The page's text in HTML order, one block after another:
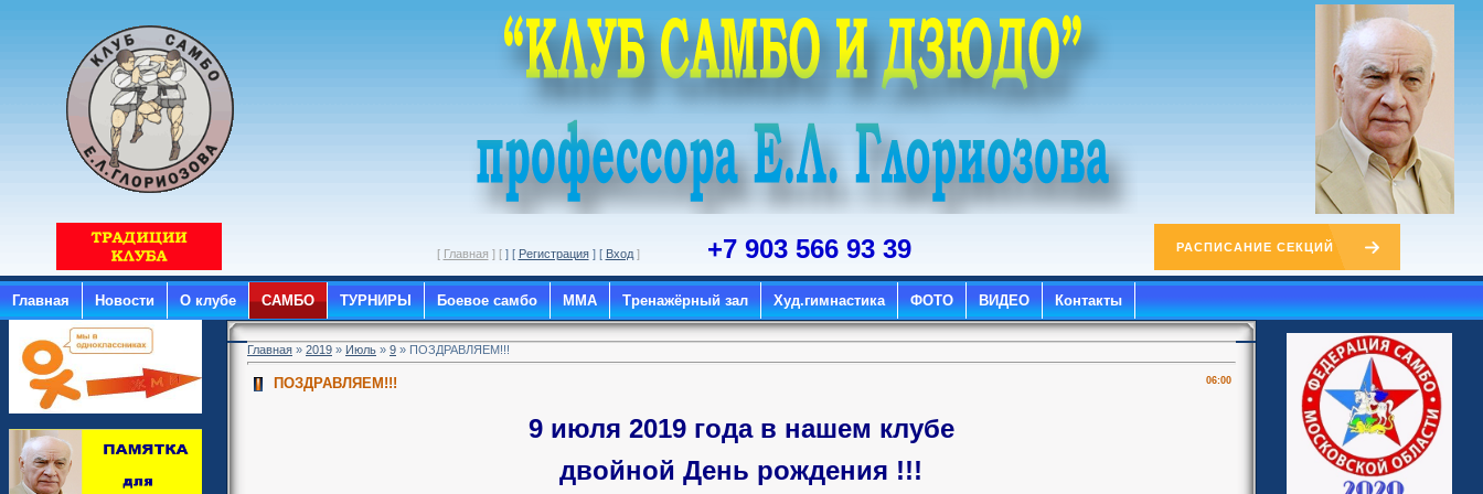
[ Главная ] [ ] [ Регистрация] [ Вход] +7 903 566 93 39 РАСПИСАНИЕ СЕКЦИЙ
Главная Новости О клубе САМБО ТУРНИРЫ Боевое самбо ММА Тренажёрный зал Худ.гимнастика ФОТО ВИДЕО Контакты
Главная » 2019 » Июль » 9 » ПОЗДРАВЛЯЕМ!!!
06:00
ПОЗДРАВЛЯЕМ!!!
9 июля 2019 года в нашем клубе
двойной День рождения !!!